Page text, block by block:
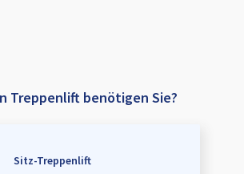
Treppenlift benötigen Sie?
Sitz-Treppenlift